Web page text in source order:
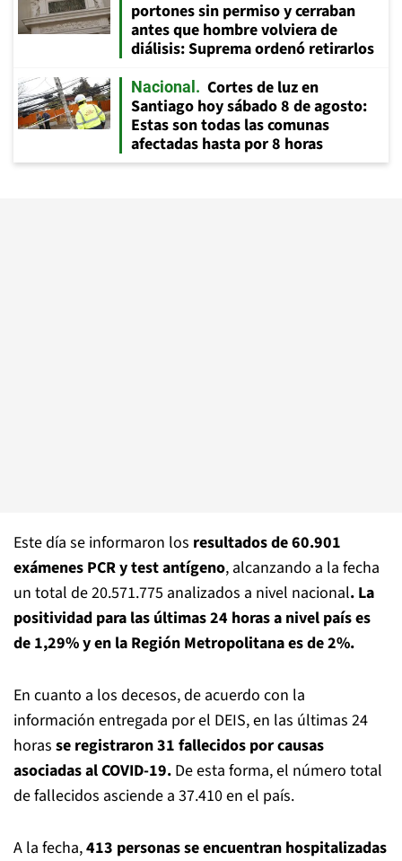
portones sin permiso y cerraban
antes que hombre volviera de
diálisis: Suprema ordenó retirarlos
Nacional
Cortes de luz en
Santiago hoy sábado 8 de agosto:
Estas son todas las comunas
afectadas hasta por 8 horas
Este día se informaron los resultados de 60.901
exámenes PCR y test antígeno, alcanzando a la fecha
un total de 20.571.775 analizados a nivel nacional. La
positividad para las últimas 24 horas a nivel país es
de 1,29% y en la Región Metropolitana es de 2%.
En cuanto a los decesos, de acuerdo con la
información entregada por el DEIS, en las últimas 24
horas se registraron 31 fallecidos por causas
asociadas al COVID-19. De esta forma, el número total
de fallecidos asciende a 37.410 en el país.
A la fecha,413 personas se encuentran hospitalizadas